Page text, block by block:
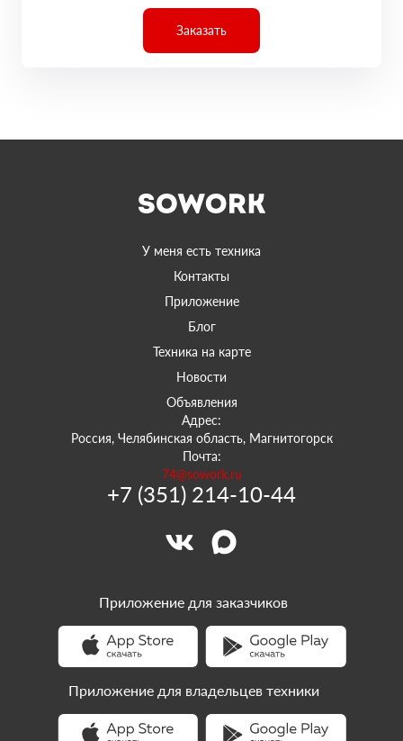
Заказать
У меня есть техника
Контакты
Приложение
Блог
Техника на карте
Новости
Объявления
Адрес:
Россия, Челябинская область, Магнитогорск
Почта:
74@sowork.ru
+7 (351) 214-10-44
Приложение для заказчиков
Приложение для владельцев техники